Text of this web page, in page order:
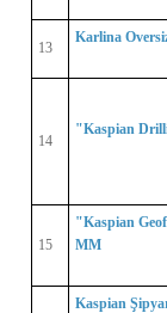
13
Karlina
14
"Kaspian
15
"Kaspian
MM
Kaspian